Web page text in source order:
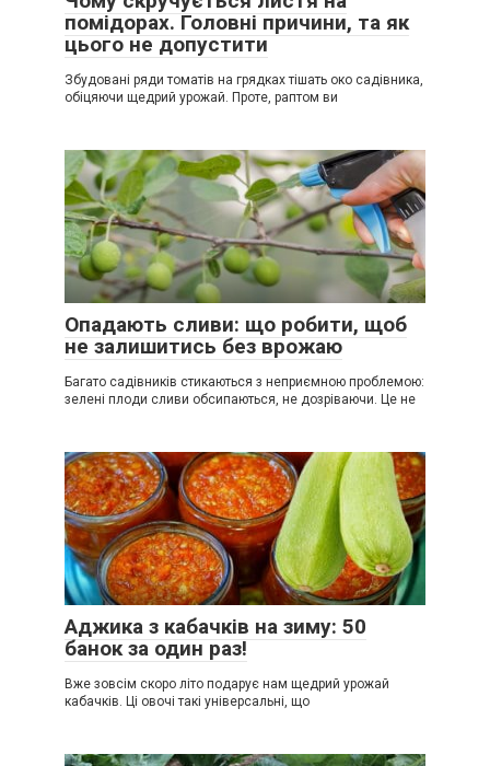
помідорах. Головні причини, та як
цього не допустити
Збудовані ряди томатів на грядках тішать око садівника,
обіцяючи щедрий урожай. Проте, раптом ви
Опадають сливи: що робити, щоб
не залишитись без врожаю
Багато садівників стикаються з неприємною проблемою:
зелені плоди сливи обсипаються, не дозріваючи. Це не
Аджика з кабачків на зиму: 50
банок за один раз!
Вже зовсім скоро літо подарує нам щедрий урожай
кабачків. Ці овочі такі універсальні, що